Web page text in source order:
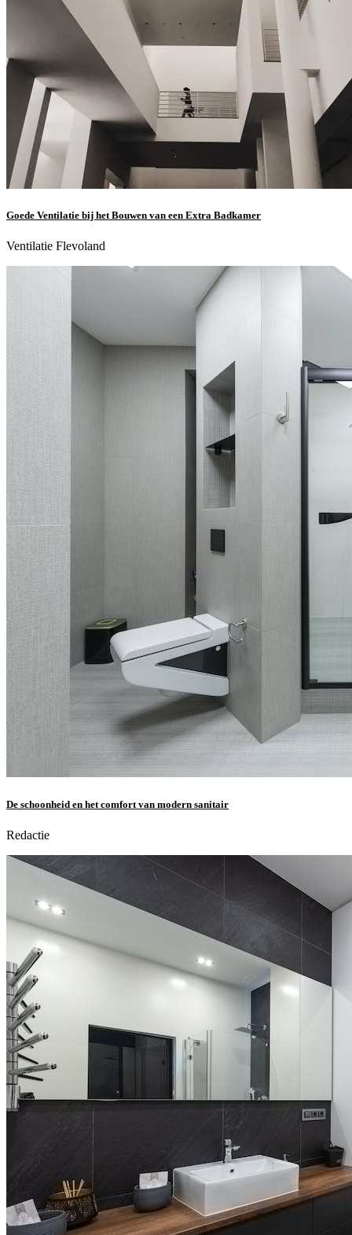
Goede Ventilatie bij het Bouwen van een Extra Badkamer
Ventilatie Flevoland
De schoonheid en het comfort van modern sanitair
Redactie